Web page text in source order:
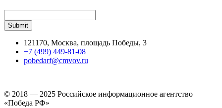
121170, Москва, площадь Победы, 3
+7 (499) 449-81-08
pobedarf@cmvov.ru
© 2018 — 2025 Российское информационное агентство
«Победа РФ»